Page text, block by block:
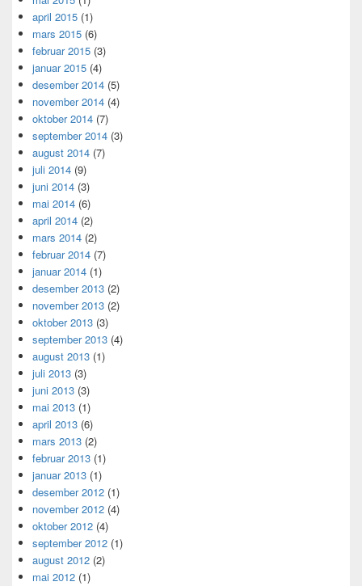
april 2015 (1)
mars 2015 (6)
februar 2015 (3)
januar 2015 (4)
desember 2014 (5)
november 2014 (4)
oktober 2014 (7)
september 2014 (3)
august 2014 (7)
juli 2014 (9)
juni 2014 (3)
mai 2014 (6)
april 2014 (2)
mars 2014 (2)
februar 2014 (7)
januar 2014 (1)
desember 2013 (2)
november 2013 (2)
oktober 2013 (3)
september 2013 (4)
august 2013 (1)
juli 2013 (3)
juni 2013 (3)
mai 2013 (1)
april 2013 (6)
mars 2013 (2)
februar 2013 (1)
januar 2013 (1)
desember 2012 (1)
november 2012 (4)
oktober 2012 (4)
september 2012 (1)
august 2012 (2)
mai 2012 (1)